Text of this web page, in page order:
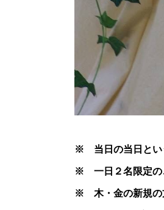
※ 当日の当日とい
※ 一日２名限定の
※ 木・金の新規の